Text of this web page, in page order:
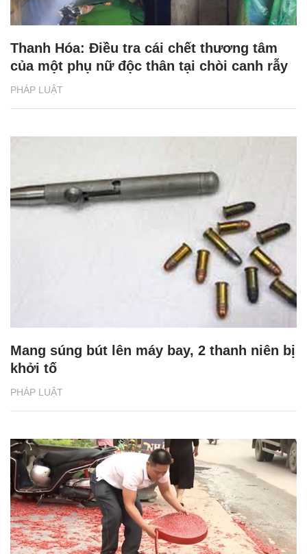
PHÁP LUẬT
Thanh Hóa: Điều tra cái chết thương tâm
của một phụ nữ độc thân tại chòi canh rẫy
PHÁP LUẬT
Mang súng bút lên máy bay, 2 thanh niên bị
khởi tố